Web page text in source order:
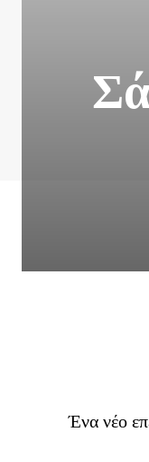
Ένα νέο